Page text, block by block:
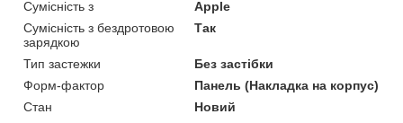
Сумісність з
Apple
Сумісність з бездротовою
зарядкою
Так
Тип застежки
Без застібки
Форм-фактор
Панель (Накладка на корпус)
Стан
Новий